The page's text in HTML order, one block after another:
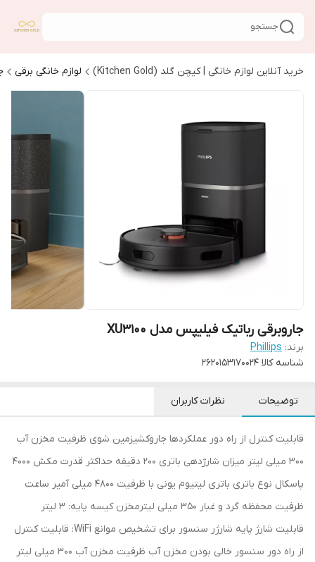
جستجو
خرید آنلاین لوازم خانگی | کیچن گلد (Kitchen Gold) لوازم خانگی برقی
جاروبرقی رباتیک فیلیپس مدل XU3100
برند: Phillips
شناسه کالا ۲۶۲۰۱۵۳۱۷۰۰۲۴
توضیحات نظرات کاربران
قابلیت کنترل از راه دور عملکردها جاروکشیزمین شوی ظرفیت مخزن آب
۳۰۰ میلی لیتر میزان شارژدهی باتری ۲۰۰ دقیقه حداکثر قدرت مکش ۴۰۰۰
پاسکال نوع باتری باتری لیتیوم یونی با ظرفیت ۴۸۰۰ میلی آمپر ساعت
ظرفیت محفظه گرد و غبار ۳۵۰ میلی لیترمخزن کیسه پایه: ۳ لیتر
قابلیت شارژ پایه شارژر سنسور برای تشخیص موانع WiFi: قابلیت کنترل
از راه دور سنسور خالی بودن مخزن آب ظرفیت مخزن آب ۳۰۰ میلی لیتر